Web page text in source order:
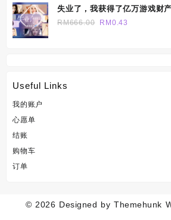
was:
is:
失业了，我获得了亿万游戏财
RM666.00
Original
RM0.43
Useful Links
我的账户
心愿单
结账
购物车
订单
© 2026 Designed by Themehunk